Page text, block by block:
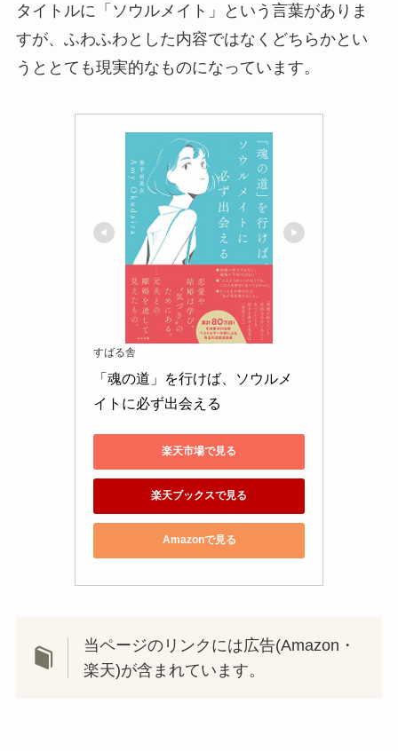
タイトルに「ソウルメイト」という言葉がありま
すが、ふわふわとした内容ではなくどちらかとい
うととても現実的なものになっています。
すばる舎
「魂の道」を行けば、ソウルメ
イトに必ず出会える
楽天市場で見る
楽天ブックスで見る
Amazonで見る
当ページのリンクには広告(Amazon・
楽天)が含まれています。